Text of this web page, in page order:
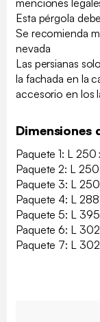
menciones
Esta pérgola
Se recomienda
nevada
Las persianas
la fachada en la
accesorio en los
Dimensiones
Paquete 1: L
Paquete 2: L
Paquete 3: L
Paquete 4: L
Paquete 5: L
Paquete 6: L
Paquete 7: L